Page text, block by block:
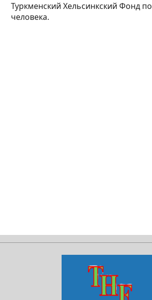
Туркменский Хельсинкский Фонд
человека.